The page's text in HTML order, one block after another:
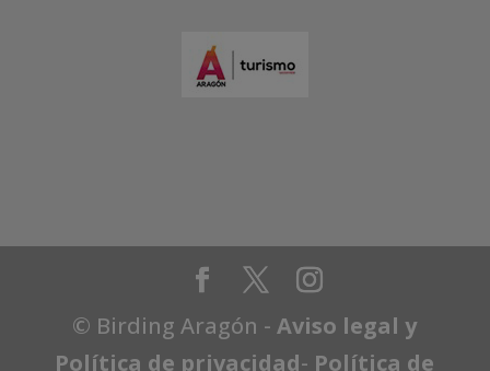
© Birding Aragón -Aviso legal y
Política de privacidad- Política de